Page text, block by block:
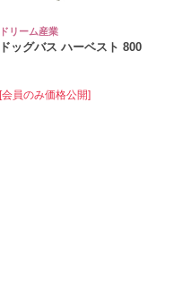
ドリーム産業
ドッグバス ハーベスト 800
[会員のみ価格公開]